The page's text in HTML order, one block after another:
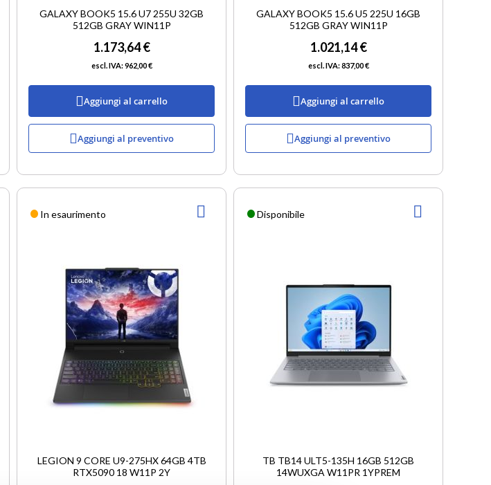
GALAXY BOOK5 15.6 U7 255U 32GB
512GB GRAY WIN11P
1.173,64 €
962,00 €
Aggiungi al carrello
Aggiungi al preventivo
GALAXY BOOK5 15.6 U5 225U 16GB
512GB GRAY WIN11P
1.021,14 €
837,00 €
Aggiungi al carrello
Aggiungi al preventivo
AGGIUNGIIn esaurimento
LEGION 9 CORE U9-275HX 64GB 4TB
RTX5090 18 W11P 2Y
AGGIUNGIDisponibile
TB TB14 ULT5-135H 16GB 512GB
14WUXGA W11PR 1YPREM